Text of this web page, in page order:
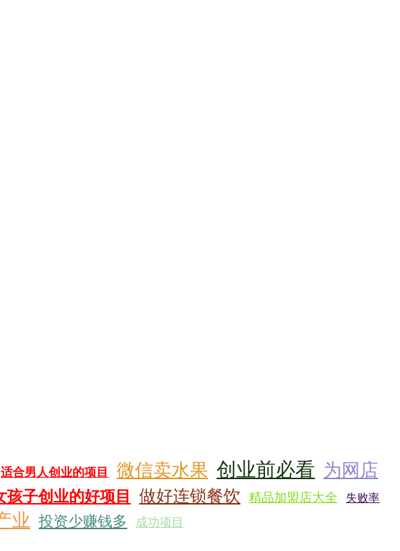
适合男人创业的项目 微信卖水果 创业前必看 为网店
孩子创业的好项目 做好连锁餐饮 精品加盟店大全 失败率
业 投资少赚钱多 成功项目